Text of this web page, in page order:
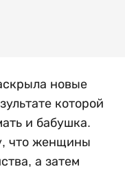
новые
которой
и бабушка.
что женщины
а затем